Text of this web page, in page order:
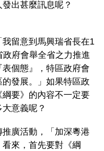
出甚麼訊息呢？
留意到馬興瑞省長在1
政府會舉全省之力推進
個態』，特區政府會
發展。」如果特區政
要》的內容不一定要
意義呢？
廣活動，「加深粵港
來，首先要對《綱